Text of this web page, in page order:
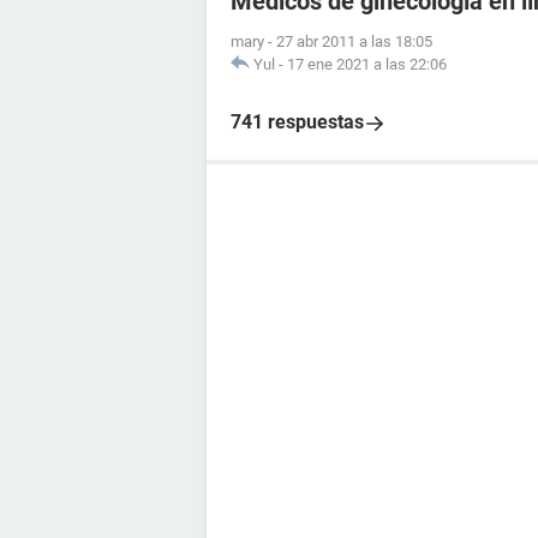
mary - 27 abr 2011 a las 18:05
Yul - 17 ene 2021 a las 22:06
741 respuestas